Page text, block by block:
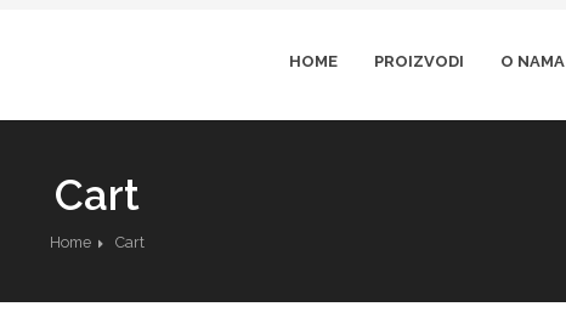
HOME PROIZVODI O NAMA
Cart
Home Cart